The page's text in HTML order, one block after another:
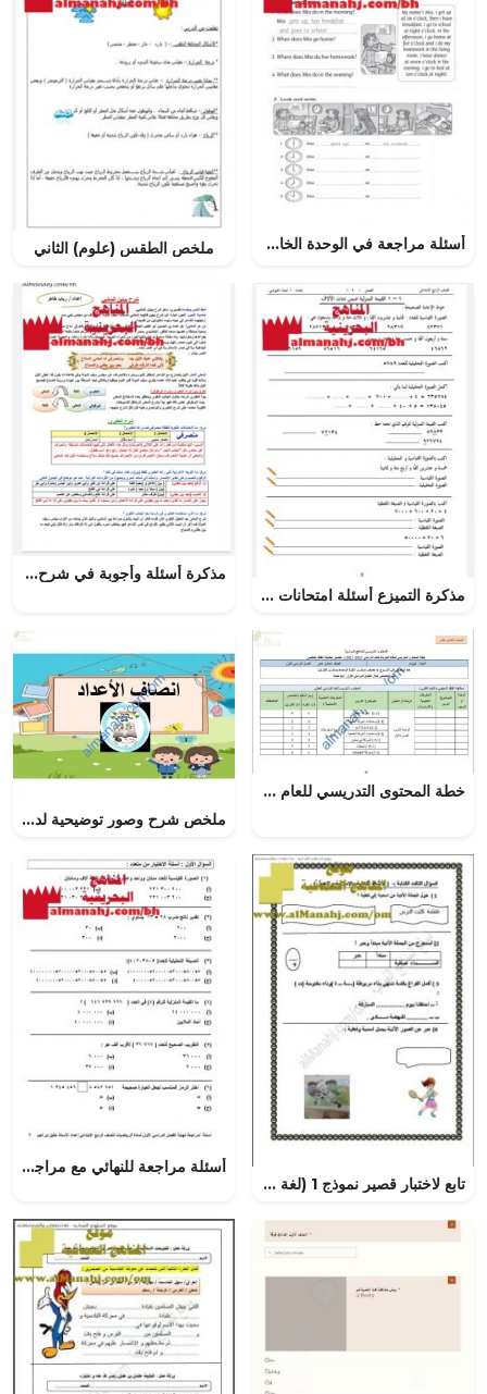
أسئلة مراجعة في الوحدة الخامسة ملخص الطقس (علوم) الثاني
مذكرة التميزع أسئلة امتحانات سابقة (رياضيات) الرابع
مذكرة أسئلة وأجوبة في شرح بيتين للمتنبي (لغة عربية) الثالث الثانوي
خطة المحتوى التدريسي للعام الدراسي الجديد (الدروس المطلوبة) (فيزياء) الحادي عشر
ملخص شرح وصور توضيحية لدرس أنصاف الأعداد مع اختبارات الكترونية (رياضيات) الأول
تابع لاختبار قصير نموذج 1 (لغة عربية) الثالث
أسئلة مراجعة للنهائي مع مراجعة للتقويم الشفوي (الذهني)